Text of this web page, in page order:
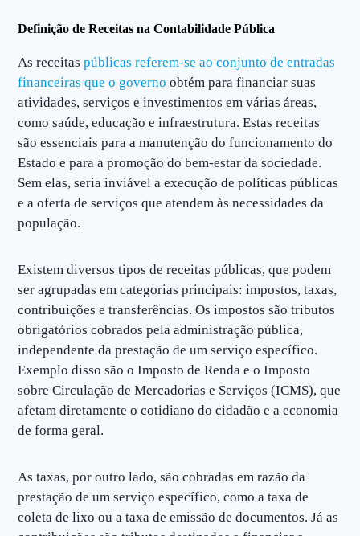
Definição de Receitas na Contabilidade Pública
As receitaspúblicas referem-se ao conjunto de entradas
financeiras que o governo obtém para financiar suas
atividades, serviços e investimentos em várias áreas,
como saúde, educação e infraestrutura. Estas receitas
são essenciais para a manutenção do funcionamento do
Estado e para a promoção do bem-estar da sociedade.
Sem elas, seria inviável a execução de políticas públicas
e a oferta de serviços que atendem às necessidades da
população.
Existem diversos tipos de receitas públicas, que podem
ser agrupadas em categorias principais: impostos, taxas,
contribuições e transferências. Os impostos são tributos
obrigatórios cobrados pela administração pública,
independente da prestação de um serviço específico.
Exemplo disso são o Imposto de Renda e o Imposto
sobre Circulação de Mercadorias e Serviços (ICMS), que
afetam diretamente o cotidiano do cidadão e a economia
de forma geral.
As taxas, por outro lado, são cobradas em razão da
prestação de um serviço específico, como a taxa de
coleta de lixo ou a taxa de emissão de documentos. Já as